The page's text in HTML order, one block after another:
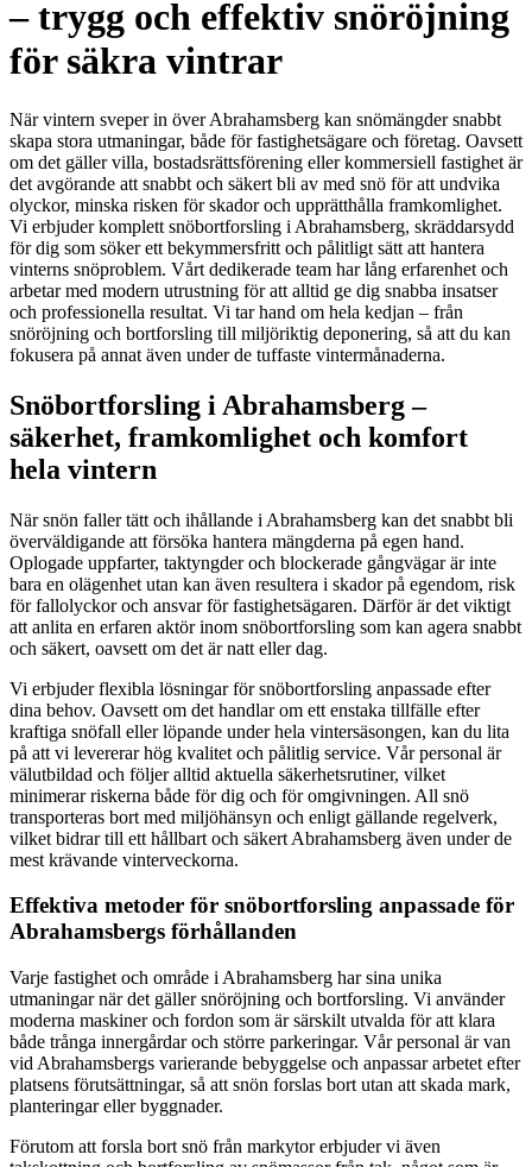
– trygg och effektiv snöröjning
för säkra vintrar
När vintern sveper in över Abrahamsberg kan snömängder snabbt
skapa stora utmaningar, både för fastighetsägare och företag. Oavsett
om det gäller villa, bostadsrättsförening eller kommersiell fastighet är
det avgörande att snabbt och säkert bli av med snö för att undvika
olyckor, minska risken för skador och upprätthålla framkomlighet.
Vi erbjuder komplett snöbortforsling i Abrahamsberg, skräddarsydd
för dig som söker ett bekymmersfritt och pålitligt sätt att hantera
vinterns snöproblem. Vårt dedikerade team har lång erfarenhet och
arbetar med modern utrustning för att alltid ge dig snabba insatser
och professionella resultat. Vi tar hand om hela kedjan – från
snöröjning och bortforsling till miljöriktig deponering, så att du kan
fokusera på annat även under de tuffaste vintermånaderna.
Snöbortforsling i Abrahamsberg –
säkerhet, framkomlighet och komfort
hela vintern
När snön faller tätt och ihållande i Abrahamsberg kan det snabbt bli
överväldigande att försöka hantera mängderna på egen hand.
Oplogade uppfarter, taktyngder och blockerade gångvägar är inte
bara en olägenhet utan kan även resultera i skador på egendom, risk
för fallolyckor och ansvar för fastighetsägaren. Därför är det viktigt
att anlita en erfaren aktör inom snöbortforsling som kan agera snabbt
och säkert, oavsett om det är natt eller dag.
Vi erbjuder flexibla lösningar för snöbortforsling anpassade efter
dina behov. Oavsett om det handlar om ett enstaka tillfälle efter
kraftiga snöfall eller löpande under hela vintersäsongen, kan du lita
på att vi levererar hög kvalitet och pålitlig service. Vår personal är
välutbildad och följer alltid aktuella säkerhetsrutiner, vilket
minimerar riskerna både för dig och för omgivningen. All snö
transporteras bort med miljöhänsyn och enligt gällande regelverk,
vilket bidrar till ett hållbart och säkert Abrahamsberg även under de
mest krävande vinterveckorna.
Effektiva metoder för snöbortforsling anpassade för
Abrahamsbergs förhållanden
Varje fastighet och område i Abrahamsberg har sina unika
utmaningar när det gäller snöröjning och bortforsling. Vi använder
moderna maskiner och fordon som är särskilt utvalda för att klara
både trånga innergårdar och större parkeringar. Vår personal är van
vid Abrahamsbergs varierande bebyggelse och anpassar arbetet efter
platsens förutsättningar, så att snön forslas bort utan att skada mark,
planteringar eller byggnader.
Förutom att forsla bort snö från markytor erbjuder vi även